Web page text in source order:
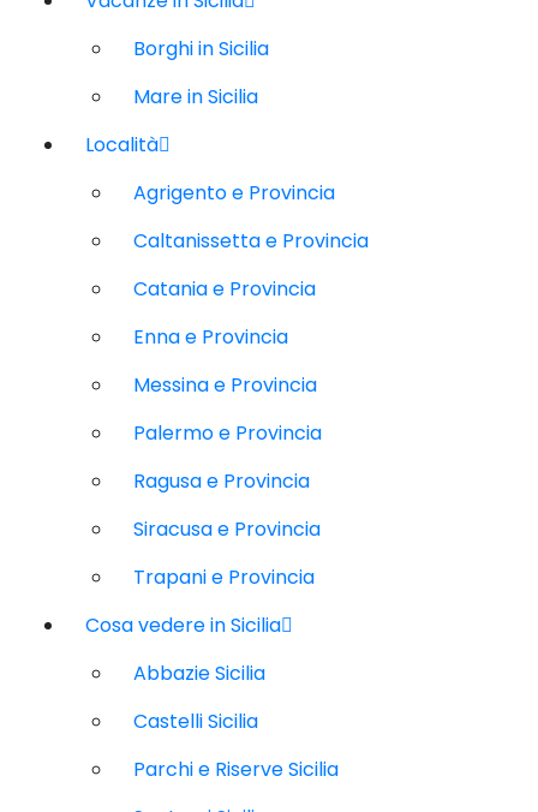
Borghi in Sicilia
Mare in Sicilia
Località
Agrigento e Provincia
Caltanissetta e Provincia
Catania e Provincia
Enna e Provincia
Messina e Provincia
Palermo e Provincia
Ragusa e Provincia
Siracusa e Provincia
Trapani e Provincia
Cosa vedere in Sicilia
Abbazie Sicilia
Castelli Sicilia
Parchi e Riserve Sicilia